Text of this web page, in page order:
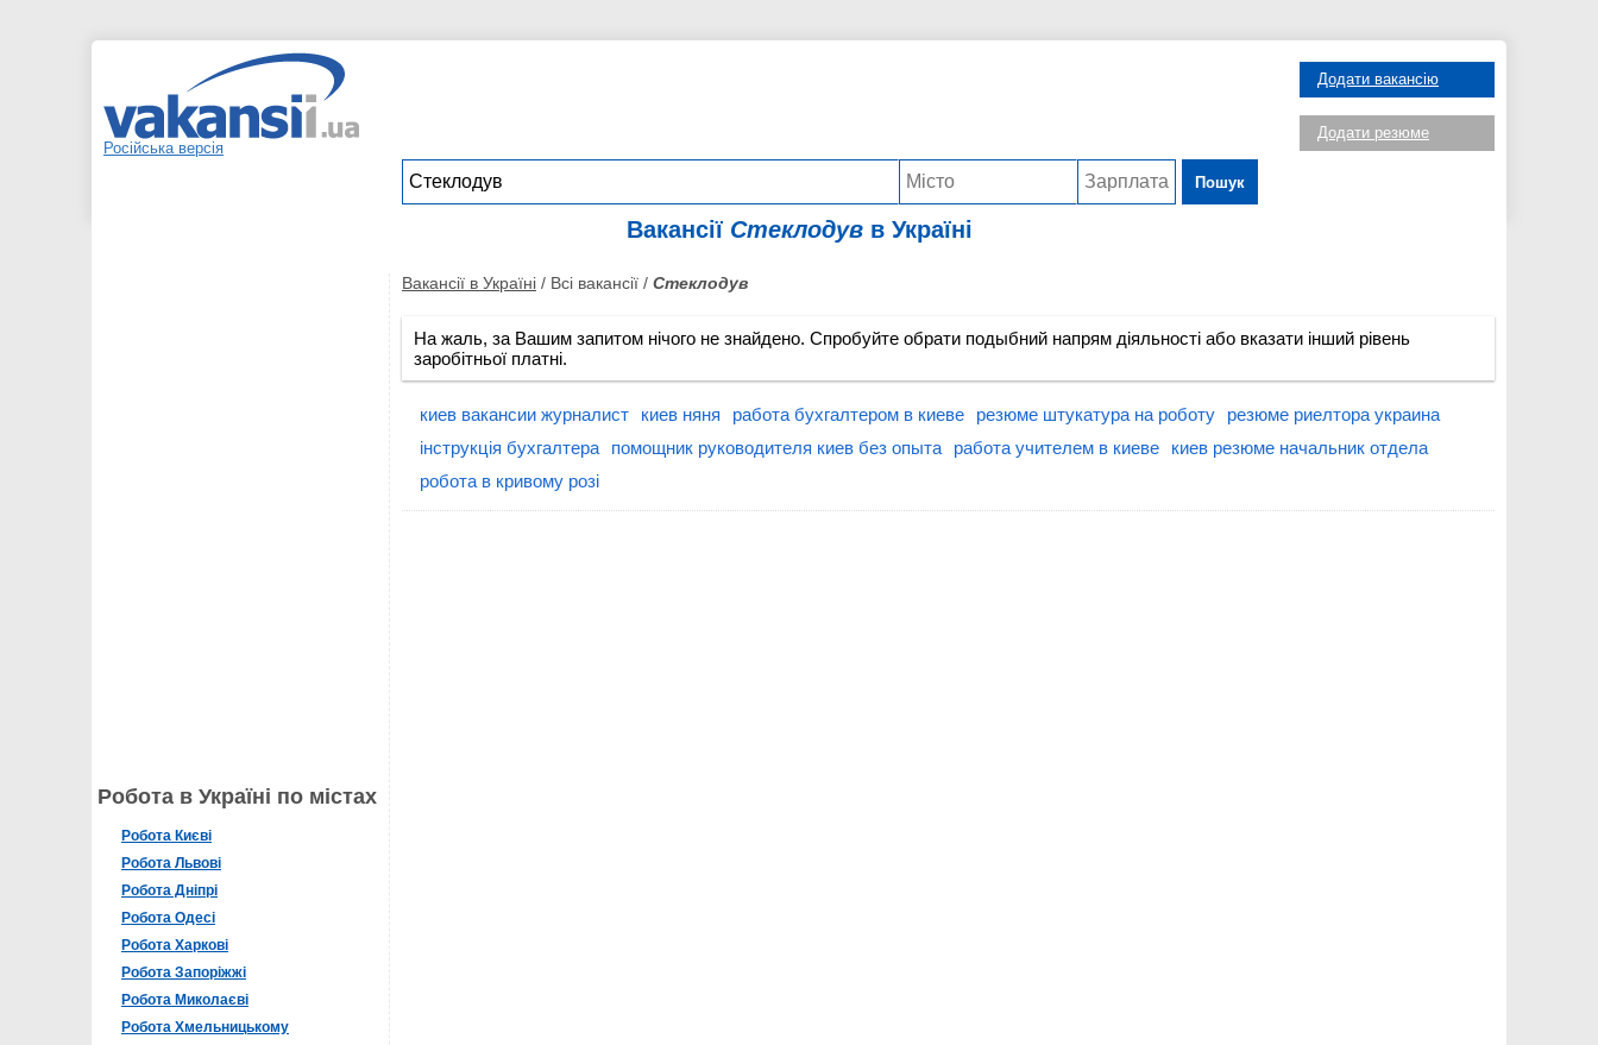
Російська версія
Пошук
Додати вакансію
Додати резюме
Вакансії Стеклодувв Україні
Робота в Україні по містах
Робота Києві
Робота Львові
Робота Дніпрі
Робота Одесі
Робота Харкові
Робота Запоріжжі
Робота Миколаєві
Робота Хмельницькому
Вакансії в Україні / Всі вакансії / Стеклодув
На жаль, за Вашим запитом нічого не знайдено. Спробуйте обрати подыбний напрям діяльності або вказати інший рівень
заробітньої платні.
киев вакансии журналист киев няня работа бухгалтером в киеве резюме штукатура на роботу
резюме риелтора украина
інструкція бухгалтера
помощник руководителя киев без опыта работа учителем в киеве
киев резюме начальник отдела
робота в кривому розі